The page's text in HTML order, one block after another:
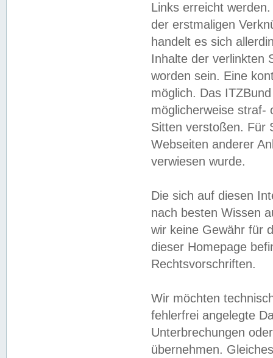
Links erreicht
der erstmaligen
handelt es sich
Inhalte der verlinkten
worden sein. Eine
möglich. Das
möglicherweise straf-
Sitten verstoßen. Für
Webseiten anderer
verwiesen wurde.
Die sich auf diesen
nach besten Wissen
wir keine Gewähr für
dieser Homepage
Rechtsvorschriften.
Wir möchten
fehlerfrei angelegte
Unterbrechungen
übernehmen.